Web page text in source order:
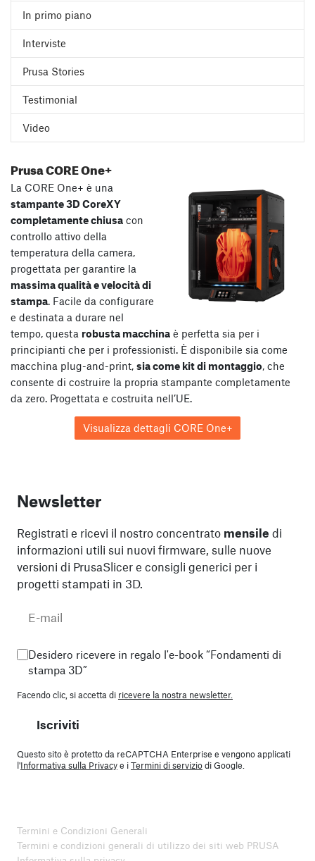
In primo piano
Interviste
Prusa Stories
Testimonial
Video
Prusa CORE One+
La CORE One+ è una
stampante 3D CoreXY
completamente chiusa con
controllo attivo della
temperatura della camera,
progettata per garantire la
massima qualità e velocità di
stampa . Facile da configurare
e destinata a durare nel
tempo, questa robusta macchina è perfetta sia per i
principianti che per i professionisti. È disponibile sia come
macchina plug-and-print, sia come kit di montaggio , che
consente di costruire la propria stampante completamente
da zero. Progettata e costruita nell’UE.
Visualizza dettagli CORE One+
Newsletter
Registrati e ricevi il nostro concentrato mensile di
informazioni utili sui nuovi firmware, sulle nuove
versioni di PrusaSlicer e consigli generici per i
progetti stampati in 3D.
Desidero ricevere in regalo l'e-book “Fondamenti di
stampa 3D”
Facendo clic, si accetta di ricevere la nostra newsletter.
Iscriviti
Questo sito è protetto da reCAPTCHA Enterprise e vengono applicati
l'Informativa sulla Privacye iTermini di serviziodi Google.
Termini e Condizioni Generali
Termini e condizioni generali di utilizzo dei siti web PRUSA